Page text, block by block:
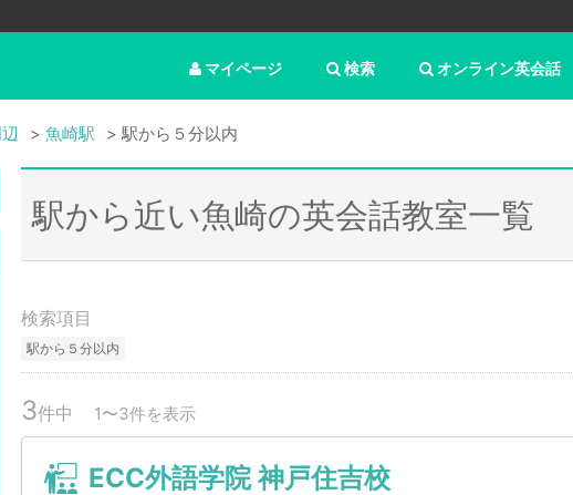
オンライン英会話
検索
マイページ
魚崎駅 駅から５分以内
駅から近い魚崎の英会話教室一覧
検索項目
駅から５分以内
3件中 1〜3件を表示
ECC外語学院 神戸住吉校